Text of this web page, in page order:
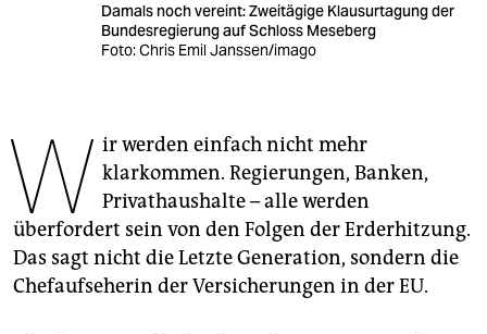
unterstützen
epaper login
Damals noch vereint: Zweitägige Klausurtagung der
Bundesregierung auf Schloss Meseberg
Foto: Chris Emil Janssen/imago
W ir werden einfach nicht mehr
klarkommen. Regierungen, Banken,
Privathaushalte – alle werden
überfordert sein von den Folgen der Erderhitzung.
Das sagt nicht die Letzte Generation, sondern die
Chefaufseherin der Versicherungen in der EU.